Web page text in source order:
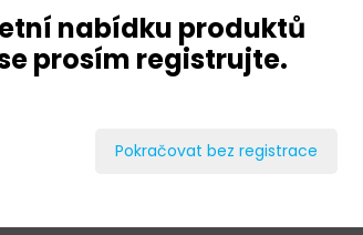
nabídku produktů
prosím registrujte.
Pokračovat bez registrace